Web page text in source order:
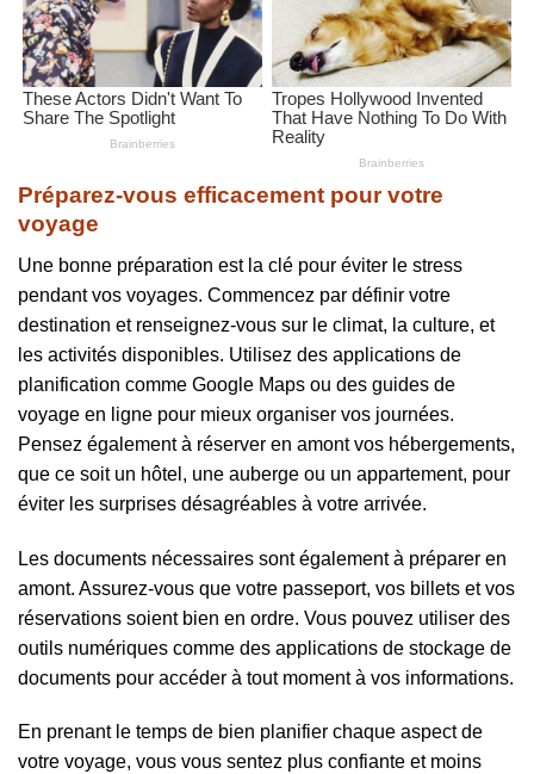
Préparez-vous efficacement pour votre
voyage
Une bonne préparation est la clé pour éviter le stress
pendant vos voyages. Commencez par définir votre
destination et renseignez-vous sur le climat, la culture, et
les activités disponibles. Utilisez des applications de
planification comme Google Maps ou des guides de
voyage en ligne pour mieux organiser vos journées.
Pensez également à réserver en amont vos hébergements,
que ce soit un hôtel, une auberge ou un appartement, pour
éviter les surprises désagréables à votre arrivée.
Les documents nécessaires sont également à préparer en
amont. Assurez-vous que votre passeport, vos billets et vos
réservations soient bien en ordre. Vous pouvez utiliser des
outils numériques comme des applications de stockage de
documents pour accéder à tout moment à vos informations.
En prenant le temps de bien planifier chaque aspect de
votre voyage, vous vous sentez plus confiante et moins